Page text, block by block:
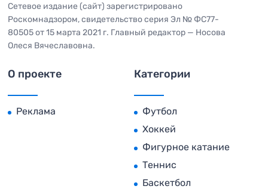
Сетевое издание (сайт) зарегистрировано
Роскомнадзором, свидетельство серия Эл № ФС77-
80505 от 15 марта 2021 г. Главный редактор — Носова
Олеся Вячеславовна.
О проекте
Реклама
Категории
Футбол
Хоккей
Фигурное катание
Теннис
Баскетбол